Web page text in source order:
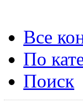
Все
По
Поиск